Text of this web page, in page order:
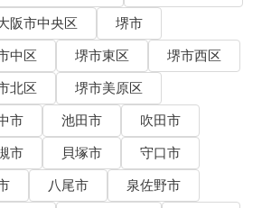
阪市中央区
堺市
中区 堺市東区
堺市西区
北区
堺市美原区
市 池田市
吹田市
市 貝塚市
守口市
八尾市
泉佐野市